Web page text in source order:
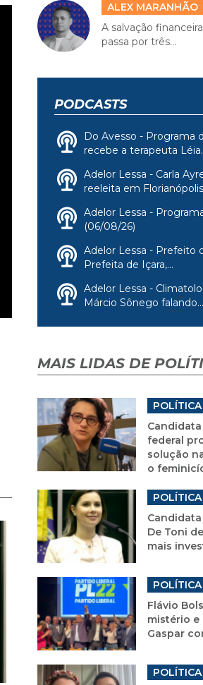
ALEX MARANHÃO
A salvação
passa por três...
PODCASTS
Do Avesso - Programa
recebe a terapeuta
Adelor Lessa - Carla
reeleita em
Adelor Lessa -
(06/08/26)
Adelor Lessa - Prefeito
Prefeita de Içara,...
Adelor Lessa -
Márcio Sônego falando...
MAIS LIDAS DE
POLÍTICA
federal
solução
o
POLÍTICA
De Toni
mais
POLÍTICA
Flávio
mistério e
Gaspar
POLÍTICA